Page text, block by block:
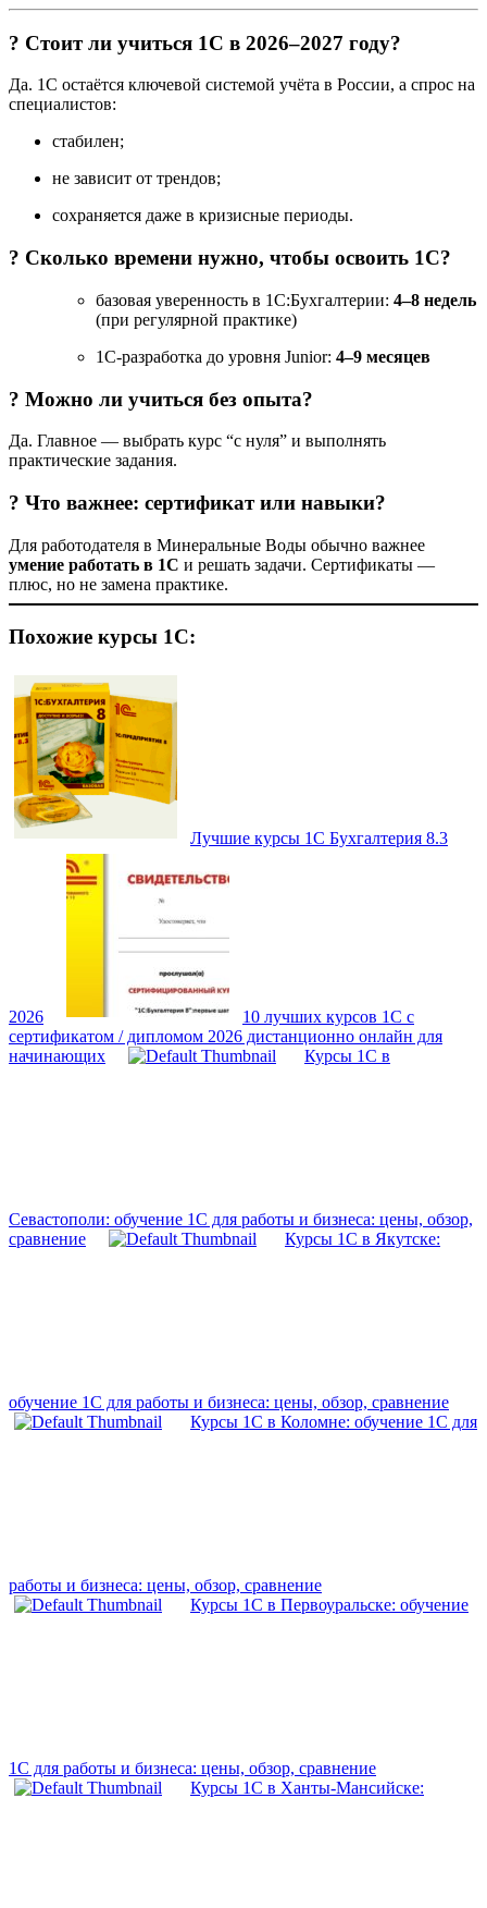
? Стоит ли учиться 1С в 2026–2027 году?
Да. 1С остаётся ключевой системой учёта в России, а спрос на
специалистов:
стабилен;
не зависит от трендов;
сохраняется даже в кризисные периоды.
? Сколько времени нужно, чтобы освоить 1С?
базовая уверенность в 1С:Бухгалтерии: 4–8 недель
(при регулярной практике)
1С-разработка до уровня Junior: 4–9 месяцев
? Можно ли учиться без опыта?
Да. Главное — выбрать курс “с нуля” и выполнять
практические задания.
? Что важнее: сертификат или навыки?
Для работодателя в Минеральные Воды обычно важнее
умение работать в 1С и решать задачи. Сертификаты —
плюс, но не замена практике.
Похожие курсы 1С:
Лучшие курсы 1С Бухгалтерия 8.3
2026
10 лучших курсов 1С с
сертификатом / дипломом 2026 дистанционно онлайн для
начинающих
Курсы 1С в
Севастополи: обучение 1С для работы и бизнеса: цены, обзор,
сравнение
Курсы 1С в Якутске:
обучение 1С для работы и бизнеса: цены, обзор, сравнение
Курсы 1С в Коломне: обучение 1С для
работы и бизнеса: цены, обзор, сравнение
Курсы 1С в Первоуральске: обучение
1С для работы и бизнеса: цены, обзор, сравнение
Курсы 1С в Ханты-Мансийске: